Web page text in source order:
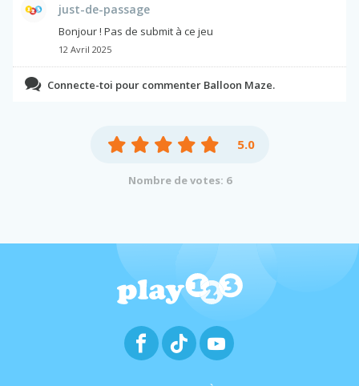
just-de-passage
Bonjour ! Pas de submit à ce jeu
12 Avril 2025
Connecte-toi pour commenter Balloon Maze.
5.0
Nombre de votes: 6